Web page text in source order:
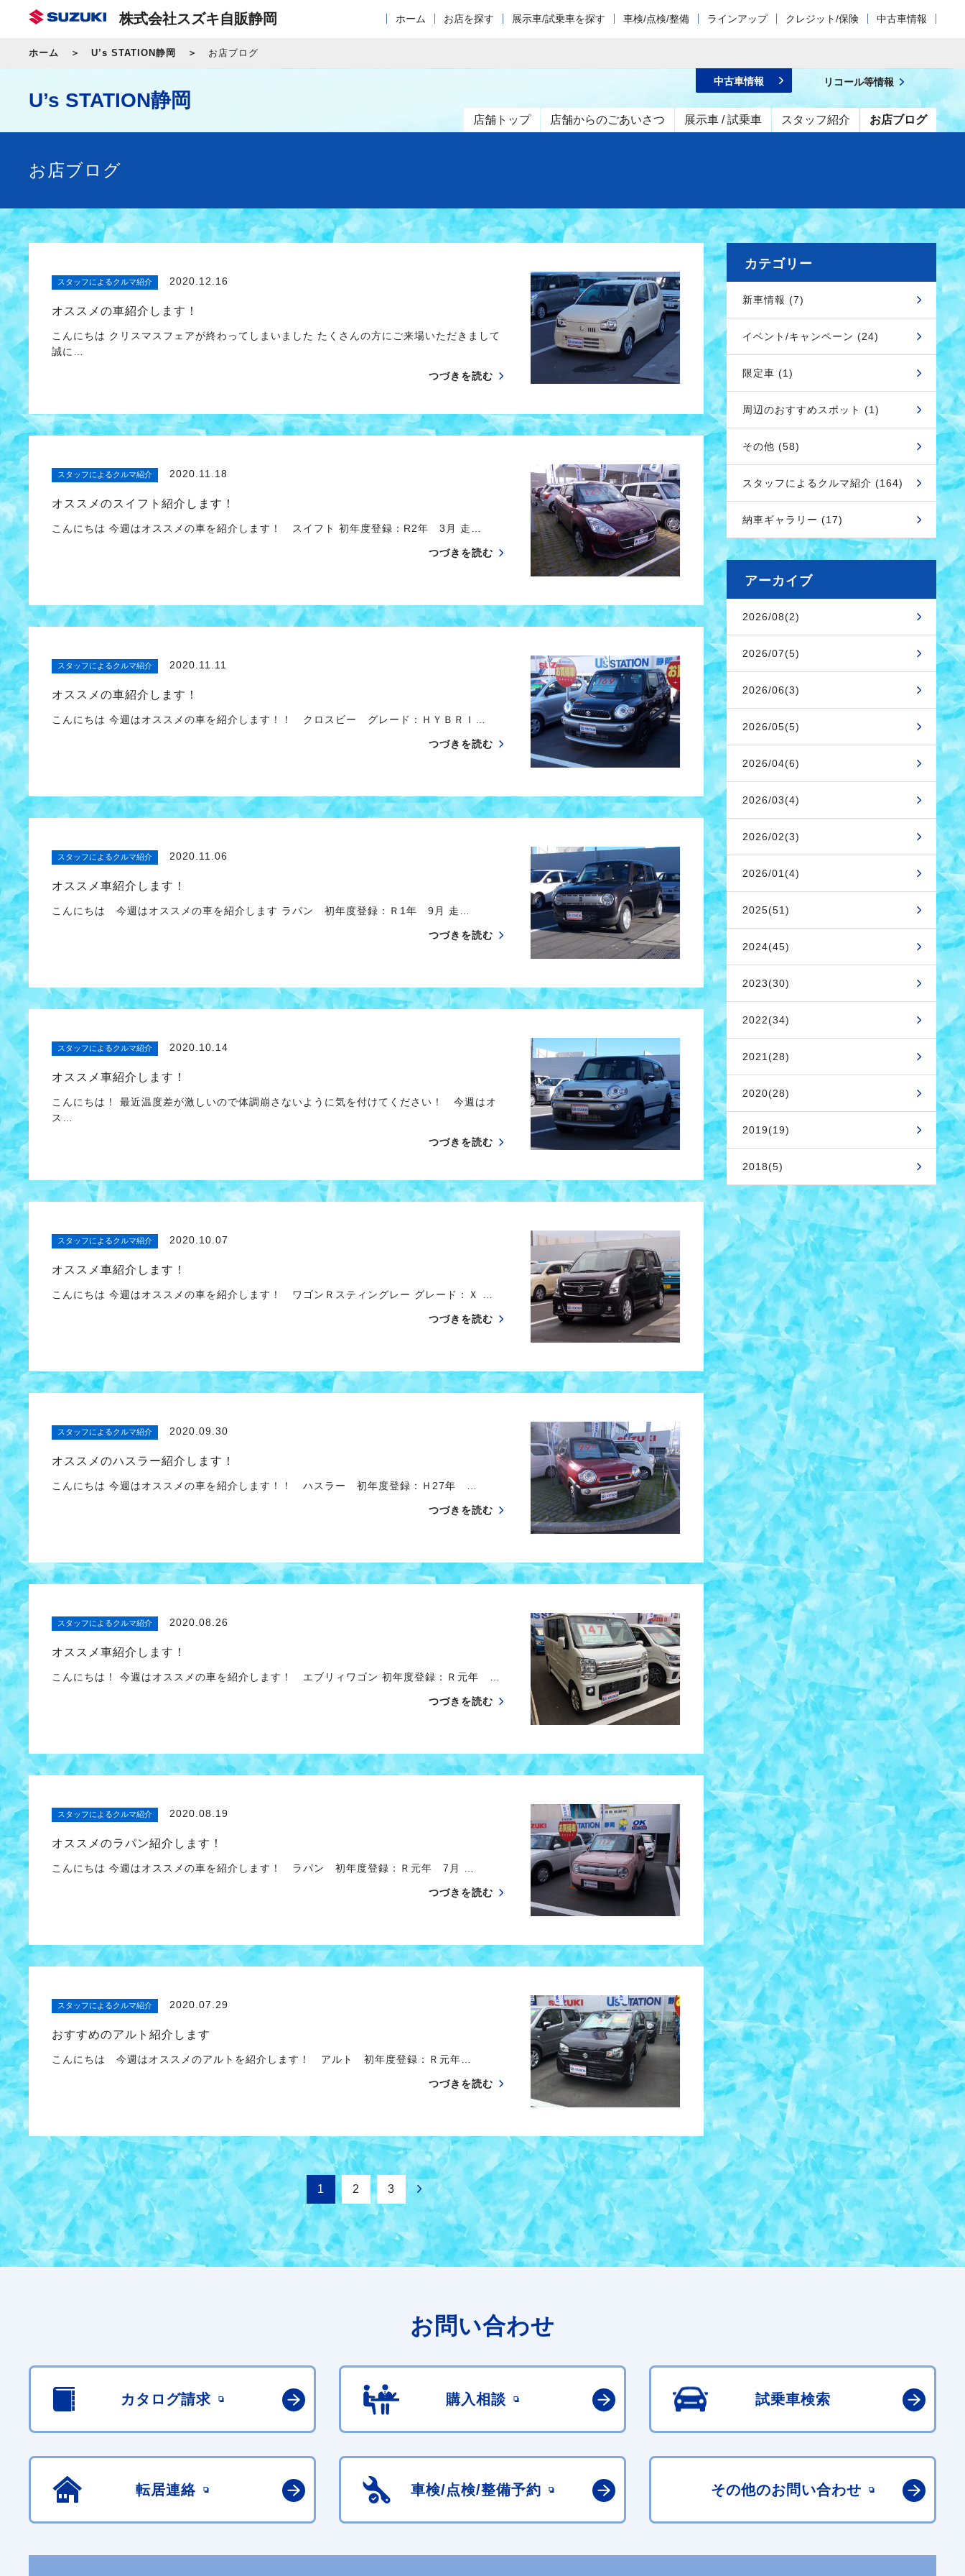
株式会社スズキ自販静岡 ホーム お店を探す 展示車/試乗車を探す 車検/点検/整備 ラインアップ クレジット/保険 中古車情報
ホーム U’s STATION静岡 お店ブログ
U’s STATION静岡
店舗トップ 店舗からのごあいさつ 展示車 / 試乗車 スタッフ紹介 お店ブログ
中古車情報 リコール等情報
お店ブログ
スタッフによるクルマ紹介 2020.12.16
オススメの車紹介します！
こんにちは クリスマスフェアが終わってしまいました たくさんの方にご来場いただきまして
誠に…
つづきを読む
スタッフによるクルマ紹介 2020.11.18
オススメのスイフト紹介します！
こんにちは 今週はオススメの車を紹介します！ スイフト 初年度登録：R2年 3月 走…
つづきを読む
スタッフによるクルマ紹介 2020.11.11
オススメの車紹介します！
こんにちは 今週はオススメの車を紹介します！！ クロスビー グレード：ＨＹＢＲＩ…
つづきを読む
スタッフによるクルマ紹介 2020.11.06
オススメ車紹介します！
こんにちは 今週はオススメの車を紹介します ラパン 初年度登録：Ｒ1年 9月 走…
つづきを読む
スタッフによるクルマ紹介 2020.10.14
オススメ車紹介します！
こんにちは！ 最近温度差が激しいので体調崩さないように気を付けてください！ 今週はオ
ス…
つづきを読む
スタッフによるクルマ紹介 2020.10.07
オススメ車紹介します！
こんにちは 今週はオススメの車を紹介します！ ワゴンＲスティングレー グレード：Ｘ …
つづきを読む
スタッフによるクルマ紹介 2020.09.30
オススメのハスラー紹介します！
こんにちは 今週はオススメの車を紹介します！！ ハスラー 初年度登録：Ｈ27年 …
つづきを読む
スタッフによるクルマ紹介 2020.08.26
オススメ車紹介します！
こんにちは！ 今週はオススメの車を紹介します！ エブリィワゴン 初年度登録：Ｒ元年 …
つづきを読む
スタッフによるクルマ紹介 2020.08.19
オススメのラパン紹介します！
こんにちは 今週はオススメの車を紹介します！ ラパン 初年度登録：Ｒ元年 7月 …
つづきを読む
スタッフによるクルマ紹介 2020.07.29
おすすめのアルト紹介します
こんにちは 今週はオススメのアルトを紹介します！ アルト 初年度登録：Ｒ元年…
つづきを読む
1 2 3
カテゴリー
新車情報 (7)
イベント/キャンペーン (24)
限定車 (1)
周辺のおすすめスポット (1)
その他 (58)
スタッフによるクルマ紹介 (164)
納車ギャラリー (17)
アーカイブ
2026/08(2)
2026/07(5)
2026/06(3)
2026/05(5)
2026/04(6)
2026/03(4)
2026/02(3)
2026/01(4)
2025(51)
2024(45)
2023(30)
2022(34)
2021(28)
2020(28)
2019(19)
2018(5)
お問い合わせ
カタログ請求 購入相談 試乗車検索
転居連絡 車検/点検/整備予約 その他のお問い合わせ